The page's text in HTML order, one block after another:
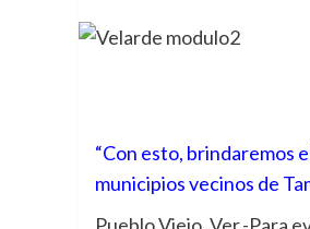
“Con esto, brindaremos
municipios vecinos de